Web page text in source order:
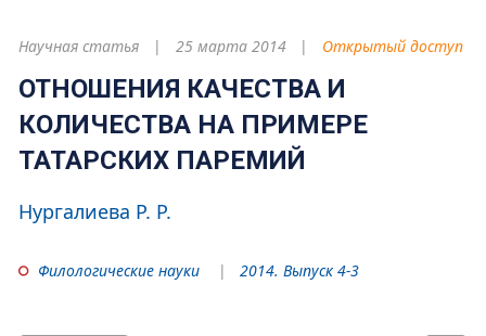
Научная статья 25 марта 2014 Открытый доступ
ОТНОШЕНИЯ КАЧЕСТВА И
КОЛИЧЕСТВА НА ПРИМЕРЕ
ТАТАРСКИХ ПАРЕМИЙ
Нургалиева Р. Р.
Филологические науки 2014. Выпуск 4-3